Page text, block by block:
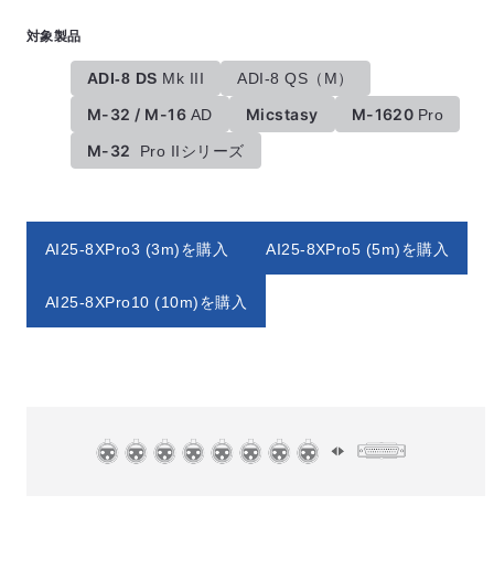
対象製品
ADI-8 DS Mk III ADI-8 QS（M）
M-32 / M-16 AD Micstasy M-1620 Pro
M-32 Pro IIシリーズ
AI25-8XPro3 (3m)を購入 AI25-8XPro5 (5m)を購入
AI25-8XPro10 (10m)を購入